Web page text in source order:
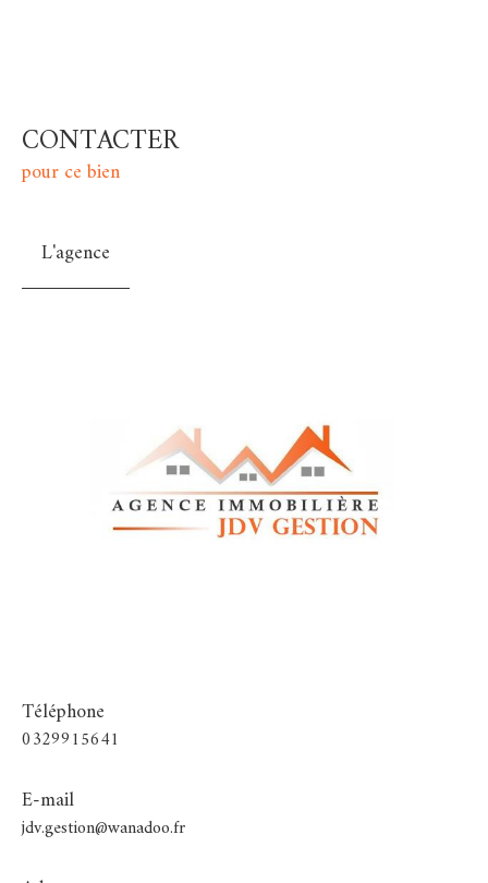
CONTACTER
pour ce bien
L'agence
Téléphone
0329915641
E-mail
jdv.gestion@wanadoo.fr